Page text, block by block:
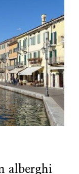
alberghi